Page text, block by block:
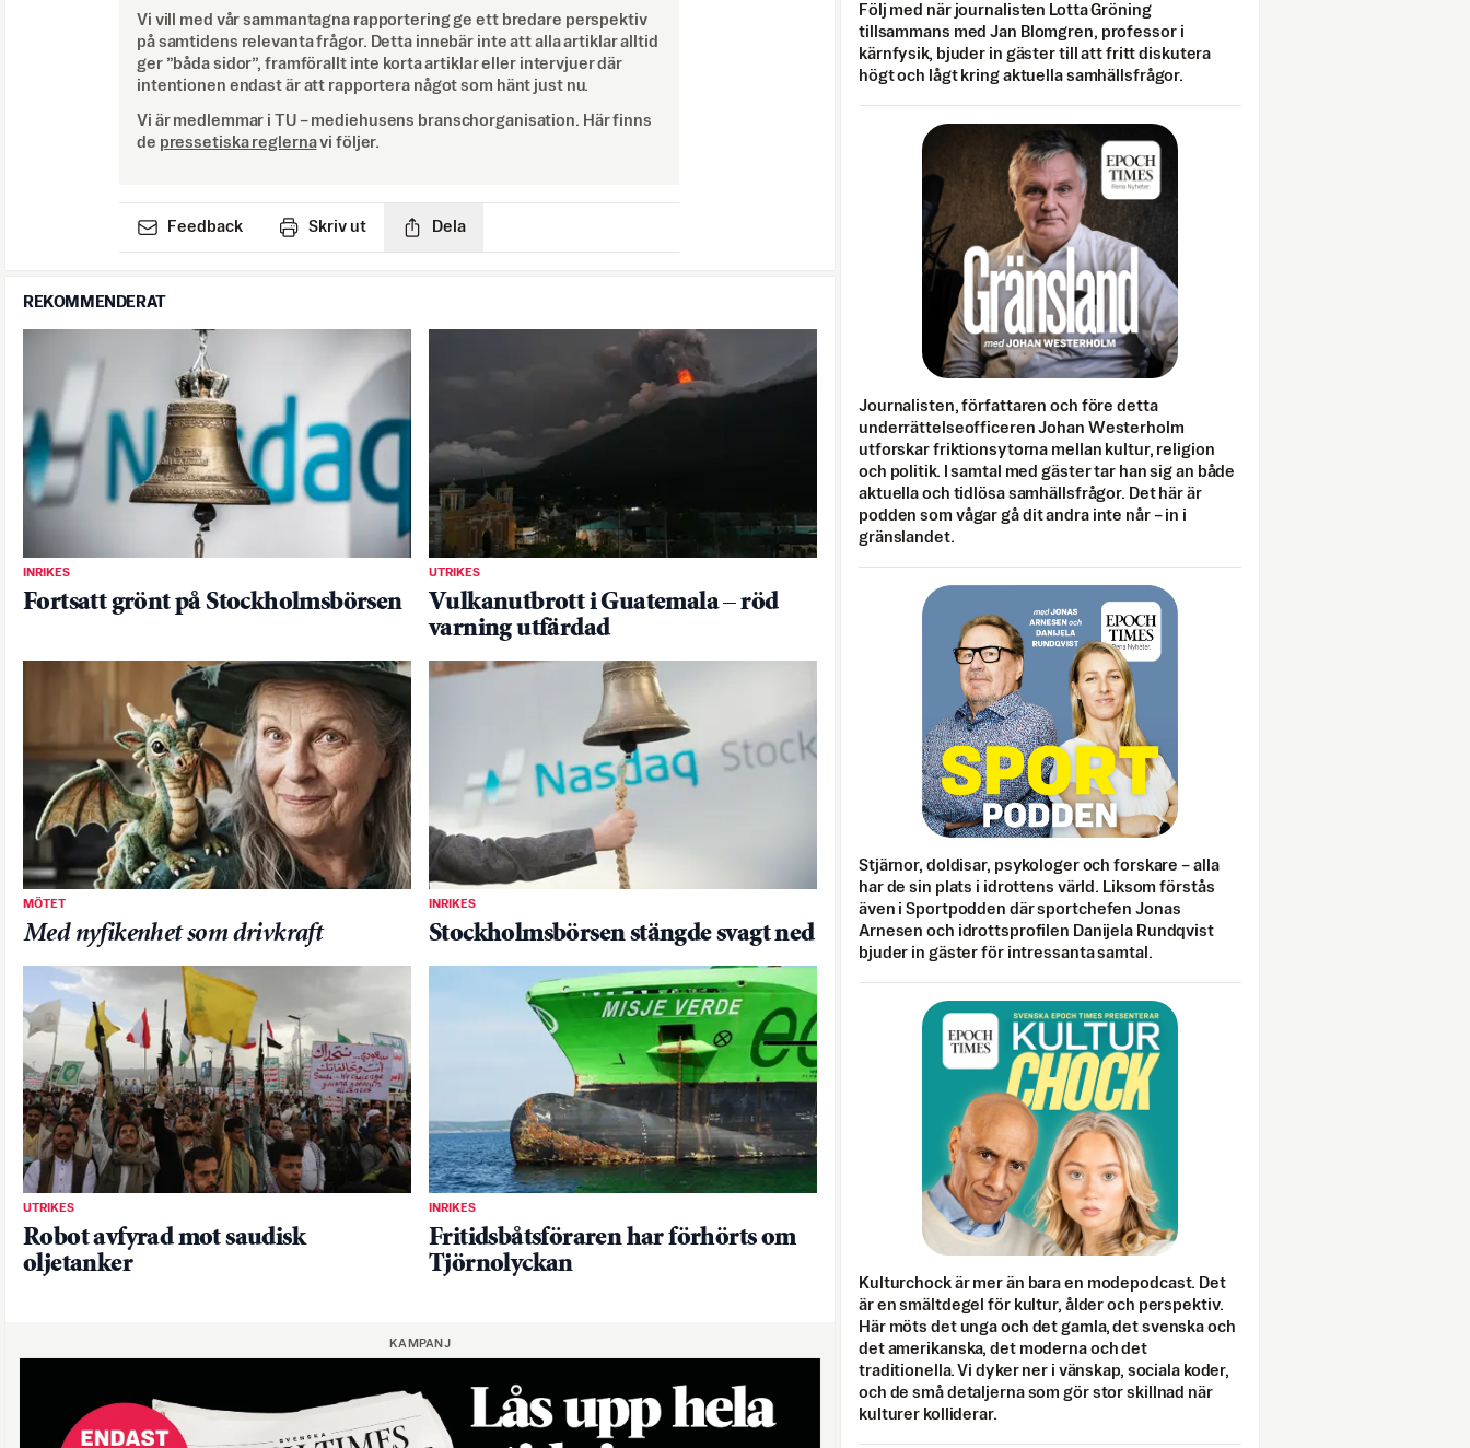
Vi vill med vår sammantagna rapportering ge ett bredare perspektiv
på samtidens relevanta frågor. Detta innebär inte att alla artiklar alltid
ger ”båda sidor”, framförallt inte korta artiklar eller intervjuer där
intentionen endast är att rapportera något som hänt just nu.
Vi är medlemmar i TU – mediehusens branschorganisation. Här finns
de pressetiska reglernavi följer.
Feedback Skriv ut Dela
REKOMMENDERAT
INRIKES
Fortsatt grönt på Stockholmsbörsen
UTRIKES
Vulkanutbrott i Guatemala – röd
varning utfärdad
MÖTET
Med nyfikenhet som drivkraft
INRIKES
Stockholmsbörsen stängde svagt ned
UTRIKES
Robot avfyrad mot saudisk
oljetanker
INRIKES
Fritidsbåtsföraren har förhörts om
Tjörnolyckan
KAMPANJ
Följ med när journalisten Lotta Gröning
tillsammans med Jan Blomgren, professor i
kärnfysik, bjuder in gäster till att fritt diskutera
högt och lågt kring aktuella samhällsfrågor.
Journalisten, författaren och före detta
underrättelseofficeren Johan Westerholm
utforskar friktionsytorna mellan kultur, religion
och politik. I samtal med gäster tar han sig an både
aktuella och tidlösa samhällsfrågor. Det här är
podden som vågar gå dit andra inte når – in i
gränslandet.
Stjärnor, doldisar, psykologer och forskare – alla
har de sin plats i idrottens värld. Liksom förstås
även i Sportpodden där sportchefen Jonas
Arnesen och idrottsprofilen Danijela Rundqvist
bjuder in gäster för intressanta samtal.
Kulturchock är mer än bara en modepodcast. Det
är en smältdegel för kultur, ålder och perspektiv.
Här möts det unga och det gamla, det svenska och
det amerikanska, det moderna och det
traditionella. Vi dyker ner i vänskap, sociala koder,
och de små detaljerna som gör stor skillnad när
kulturer kolliderar.